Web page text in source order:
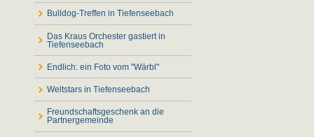
Bulldog-Treffen in Tiefenseebach
Das Kraus Orchester gastiert in
Tiefenseebach
Endlich: ein Foto vom "Wärbl"
Weltstars in Tiefenseebach
Freundschaftsgeschenk an die
Partnergemeinde